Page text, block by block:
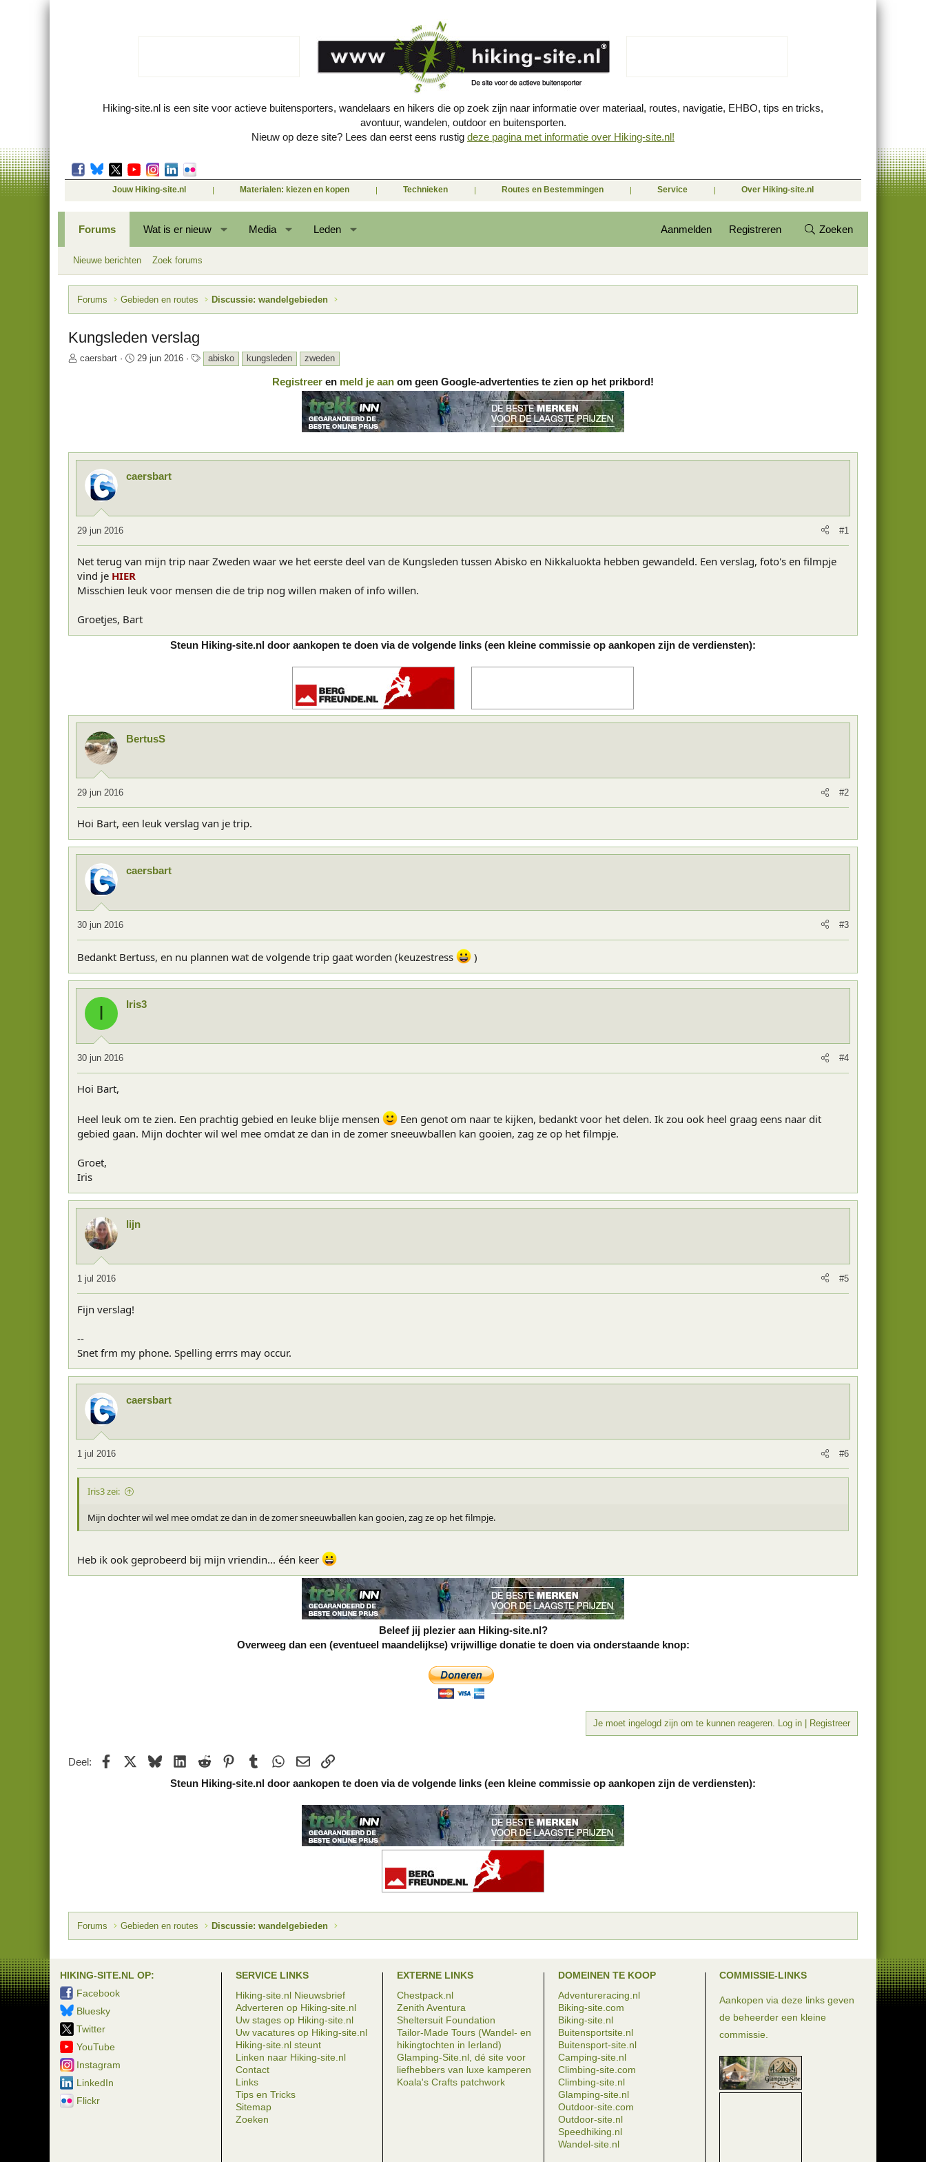
Hiking-site.nl is een site voor actieve buitensporters, wandelaars en hikers die op zoek zijn naar informatie over materiaal, routes, navigatie, EHBO, tips en tricks,
avontuur, wandelen, outdoor en buitensporten.
Nieuw op deze site? Lees dan eerst eens rustig deze pagina met informatie over Hiking-site.nl!
Jouw Hiking-site.nl Materialen: kiezen en kopen Technieken Routes en Bestemmingen Service Over Hiking-site.nl
Forums Wat is er nieuw Media Leden Aanmelden Registreren Zoeken
Nieuwe berichten Zoek forums
Forums Gebieden en routes Discussie: wandelgebieden
Kungsleden verslag
O
p
t
e
r
caersbart
S
u
29 jun 2016
a
abisko kungsleden zweden
Registreer en meld je aan om geen Google-advertenties te zien op het prikbord!
caersbart
29 jun 2016 #1
Net terug van mijn trip naar Zweden waar we het eerste deel van de Kungsleden tussen Abisko en Nikkaluokta hebben gewandeld. Een verslag, foto's en filmpje
vind je HIER
Misschien leuk voor mensen die de trip nog willen maken of info willen.
Groetjes, Bart
Steun Hiking-site.nl door aankopen te doen via de volgende links (een kleine commissie op aankopen zijn de verdiensten):
BertusS
29 jun 2016 #2
Hoi Bart, een leuk verslag van je trip.
caersbart
30 jun 2016 #3
Bedankt Bertuss, en nu plannen wat de volgende trip gaat worden (keuzestress )
I Iris3
30 jun 2016 #4
Hoi Bart,
Heel leuk om te zien. Een prachtig gebied en leuke blije mensen
Een genot om naar te kijken, bedankt voor het delen. Ik zou ook heel graag eens naar dit
gebied gaan. Mijn dochter wil wel mee omdat ze dan in de zomer sneeuwballen kan gooien, zag ze op het filmpje.
Groet,
Iris
lijn
1 jul 2016 #5
Fijn verslag!
--
Snet frm my phone. Spelling errrs may occur.
caersbart
1 jul 2016 #6
Iris3 zei:
Mijn dochter wil wel mee omdat ze dan in de zomer sneeuwballen kan gooien, zag ze op het filmpje.
Heb ik ook geprobeerd bij mijn vriendin... één keer
Beleef jij plezier aan Hiking-site.nl?
Overweeg dan een (eventueel maandelijkse) vrijwillige donatie te doen via onderstaande knop:
Je moet ingelogd zijn om te kunnen reageren. Log in | Registreer
Deel: Facebook BlueskyLinkedIn
Reddit PinterestTumblrWhatsApp
E-mailkoppeling
Steun Hiking-site.nl door aankopen te doen via de volgende links (een kleine commissie op aankopen zijn de verdiensten):
Forums Gebieden en routes Discussie: wandelgebieden
HIKING-SITE.NL OP:
Facebook
Bluesky
Twitter
YouTube
Instagram
LinkedIn
Flickr
SERVICE LINKS
Hiking-site.nl Nieuwsbrief
Adverteren op Hiking-site.nl
Uw stages op Hiking-site.nl
Uw vacatures op Hiking-site.nl
Hiking-site.nl steunt
Linken naar Hiking-site.nl
Contact
Links
Tips en Tricks
Sitemap
Zoeken
EXTERNE LINKS
Chestpack.nl
Zenith Aventura
Sheltersuit Foundation
Tailor-Made Tours (Wandel- en
hikingtochten in Ierland)
Glamping-Site.nl, dé site voor
liefhebbers van luxe kamperen
Koala's Crafts patchwork
DOMEINEN TE KOOP
Adventureracing.nl
Biking-site.com
Biking-site.nl
Buitensportsite.nl
Buitensport-site.nl
Camping-site.nl
Climbing-site.com
Climbing-site.nl
Glamping-site.nl
Outdoor-site.com
Outdoor-site.nl
Speedhiking.nl
Wandel-site.nl
COMMISSIE-LINKS
Aankopen via deze links geven
de beheerder een kleine
commissie.